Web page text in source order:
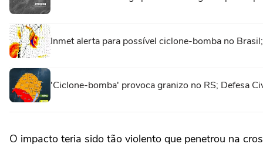
Inmet alerta para possível ciclone-bomba no
'Ciclone-bomba' provoca granizo no RS; Defesa
O impacto teria sido tão violento que penetrou na